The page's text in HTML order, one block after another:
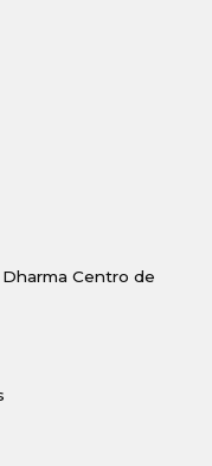
Centro de